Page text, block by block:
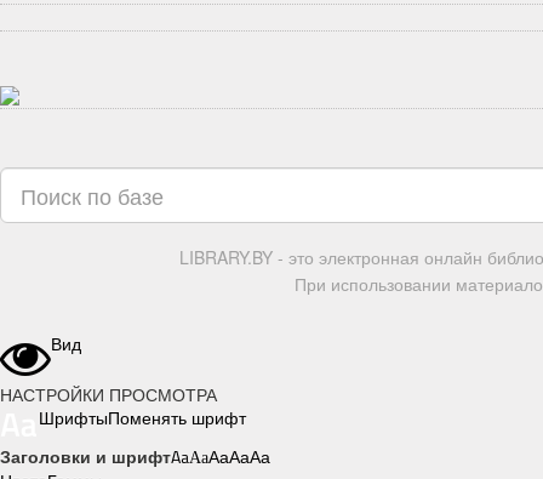
LIBRARY.BY - это электронная онлайн
При использовании
Вид
НАСТРОЙКИ ПРОСМОТРА
ШрифтыПоменять шрифт
Заголовки и шрифтAaAaAaAaAa